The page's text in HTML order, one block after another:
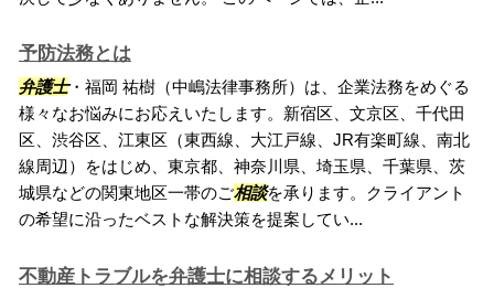
予防法務とは
弁護士・福岡 祐樹（中嶋法律事務所）は、企業法務をめぐる
様々なお悩みにお応えいたします。新宿区、文京区、千代田
区、渋谷区、江東区（東西線、大江戸線、JR有楽町線、南北
線周辺）をはじめ、東京都、神奈川県、埼玉県、千葉県、茨
城県などの関東地区一帯のご相談を承ります。クライアント
の希望に沿ったベストな解決策を提案してい...
不動産トラブルを弁護士に相談するメリット